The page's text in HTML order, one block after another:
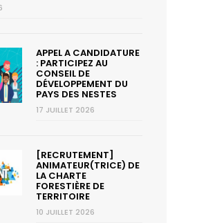
APPEL A CANDIDATURE
: PARTICIPEZ AU
CONSEIL DE
DÉVELOPPEMENT DU
PAYS DES NESTES
17 JUILLET 2026
[RECRUTEMENT]
ANIMATEUR(TRICE) DE
LA CHARTE
FORESTIÈRE DE
TERRITOIRE
10 JUILLET 2026